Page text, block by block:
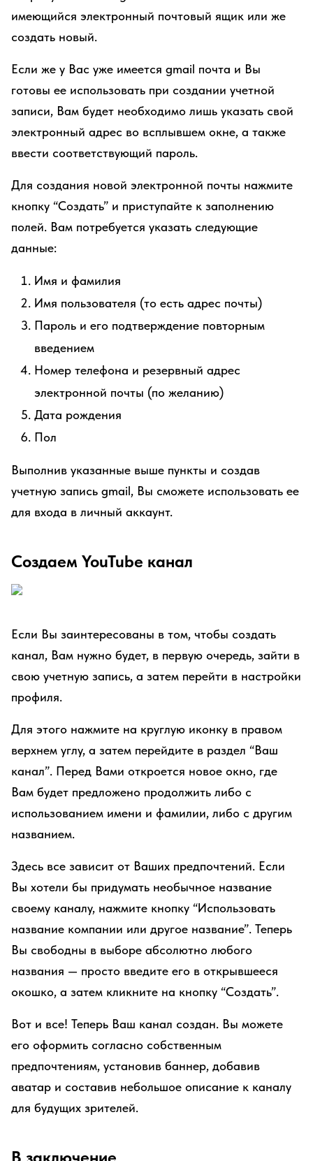
имеющийся электронный почтовый ящик или же
создать новый.
Если же у Вас уже имеется gmail почта и Вы
готовы ее использовать при создании учетной
записи, Вам будет необходимо лишь указать свой
электронный адрес во всплывшем окне, а также
ввести соответствующий пароль.
Для создания новой электронной почты нажмите
кнопку “Создать” и приступайте к заполнению
полей. Вам потребуется указать следующие
данные:
Имя и фамилия
Имя пользователя (то есть адрес почты)
Пароль и его подтверждение повторным
введением
Номер телефона и резервный адрес
электронной почты (по желанию)
Дата рождения
Пол
Выполнив указанные выше пункты и создав
учетную запись gmail, Вы сможете использовать ее
для входа в личный аккаунт.
Создаем YouTube канал
Если Вы заинтересованы в том, чтобы создать
канал, Вам нужно будет, в первую очередь, зайти в
свою учетную запись, а затем перейти в настройки
профиля.
Для этого нажмите на круглую иконку в правом
верхнем углу, а затем перейдите в раздел “Ваш
канал”. Перед Вами откроется новое окно, где
Вам будет предложено продолжить либо с
использованием имени и фамилии, либо с другим
названием.
Здесь все зависит от Ваших предпочтений. Если
Вы хотели бы придумать необычное название
своему каналу, нажмите кнопку “Использовать
название компании или другое название”. Теперь
Вы свободны в выборе абсолютно любого
названия — просто введите его в открывшееся
окошко, а затем кликните на кнопку “Создать”.
Вот и все! Теперь Ваш канал создан. Вы можете
его оформить согласно собственным
предпочтениям, установив баннер, добавив
аватар и составив небольшое описание к каналу
для будущих зрителей.